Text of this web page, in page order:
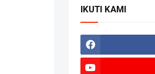
IKUTI KAMI